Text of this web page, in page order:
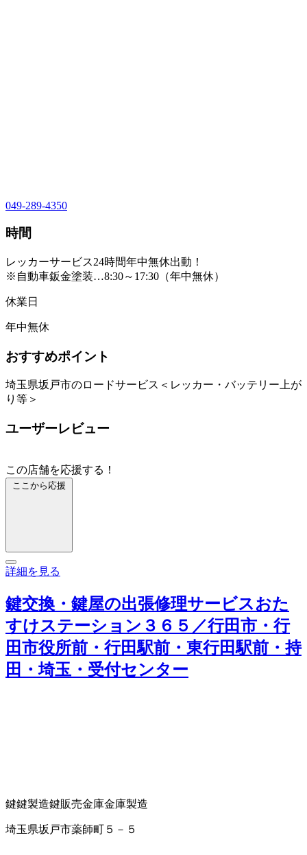
049-289-4350
時間
レッカーサービス24時間年中無休出動！
※自動車鈑金塗装…8:30～17:30（年中無休）
休業日
年中無休
おすすめポイント
埼玉県坂戸市のロードサービス＜レッカー・バッテリー上が
り等＞
ユーザーレビュー
この店舗を応援する！
ここから応援
詳細を見る
鍵交換・鍵屋の出張修理サービスおた
すけステーション３６５／行田市・行
田市役所前・行田駅前・東行田駅前・持
田・埼玉・受付センター
鍵鍵製造鍵販売金庫金庫製造
埼玉県坂戸市薬師町５－５